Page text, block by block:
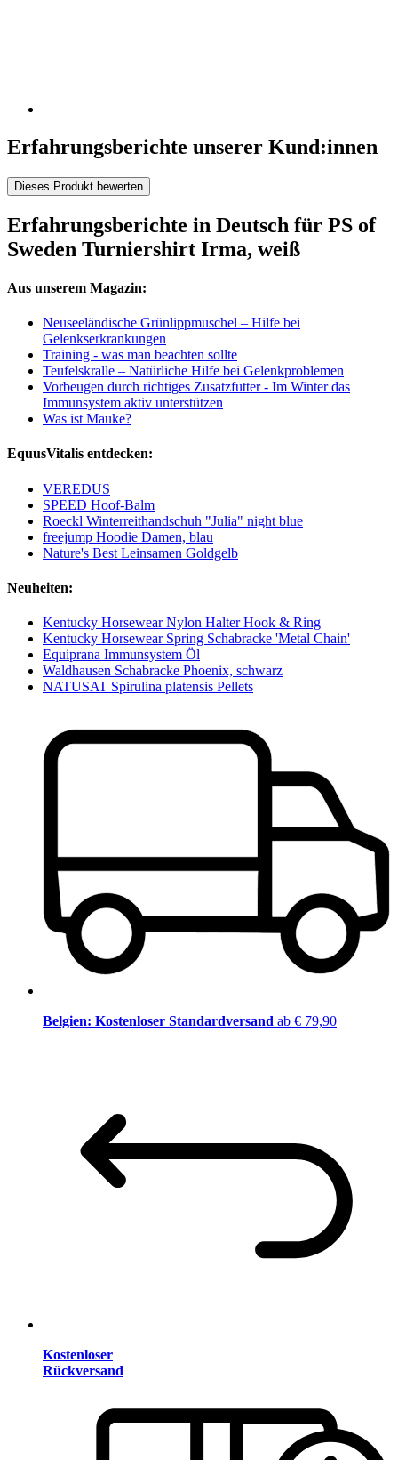
Erfahrungsberichte unserer Kund:innen
Dieses Produkt bewerten
Erfahrungsberichte in Deutsch für PS of
Sweden Turniershirt Irma, weiß
Aus unserem Magazin:
Neuseeländische Grünlippmuschel – Hilfe bei
Gelenkserkrankungen
Training - was man beachten sollte
Teufelskralle – Natürliche Hilfe bei Gelenkproblemen
Vorbeugen durch richtiges Zusatzfutter - Im Winter das
Immunsystem aktiv unterstützen
Was ist Mauke?
EquusVitalis entdecken:
VEREDUS
SPEED Hoof-Balm
Roeckl Winterreithandschuh "Julia" night blue
freejump Hoodie Damen, blau
Nature's Best Leinsamen Goldgelb
Neuheiten:
Kentucky Horsewear Nylon Halter Hook & Ring
Kentucky Horsewear Spring Schabracke 'Metal Chain'
Equiprana Immunsystem Öl
Waldhausen Schabracke Phoenix, schwarz
NATUSAT Spirulina platensis Pellets
Belgien: Kostenloser Standardversand ab € 79,90
Kostenloser
Rückversand